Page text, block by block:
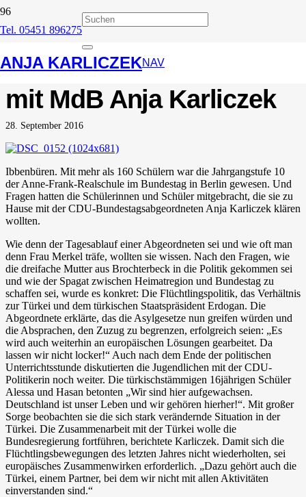
Tel. 05451 896275
ANJA KARLICZEKNAV
Wir gehören hierher!
AFR-Schüler diskutieren
mit MdB Anja Karliczek
28. September 2016
Ibbenbüren. Mit mehr als 160 Schülern war die Jahrgangstufe 10
der Anne-Frank-Realschule im Bundestag in Berlin gewesen. Und
Fragen hatten die Schülerinnen und Schüler mitgebracht, die sie zu
Hause mit der CDU-Bundestagsabgeordneten Anja Karliczek klären
wollten.
Wie denn der Tagesablauf einer Abgeordneten sei und wie oft man
denn Frau Merkel träfe, wollten sie wissen. Nach den Fragen, wie
die dreifache Mutter aus Brochterbeck in die Politik gekommen sei
und wie der Spagat zwischen Heimatregion und Bundestag zu
schaffen sei, wurde es konkret: Die Flüchtlingspolitik, das Verhältnis
zur Türkei und dem türkischen Staatspräsident Erdogan. Die
Abgeordnete erklärte, das die Asylgesetze nun greifen würden und
die Absprachen, den Zuzug zu begrenzen, erfolgreich seien: „Es
wird auch weiterhin an europäischen Lösungen gearbeitet. Da
lassen wir nicht locker!“ Auch nach dem Ende der politischen
Unterrichtsstunde diskutierten die Jugendlichen mit der CDU-
Politikerin noch weiter. Die türkischstämmigen 16jährigen Schüler
Alessa und Hasan betonten „Wir sind hier aufgewachsen.
Deutschland ist unser Leben und wir gehören hierher!“. Mit großer
Sorge beobachten sie die sich stark verändernde Situation in der
Türkei. Die Zusammenarbeit mit der Türkei wolle die
Bundesregierung fortführen, berichtete Karliczek. Damit sich die
Flüchtlingsbewegungen des letzten Jahres nicht wiederholten, sei
europäisches Zusammenwirken erforderlich. „Dazu gehört auch die
Türkei, einem Partner, bei dem wir nicht mit allen Aktivitäten
einverstanden sind.“